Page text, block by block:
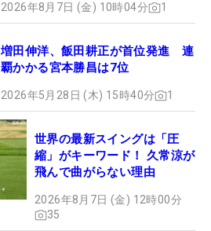
2026年8月7日 (金) 10時04分 1
増田伸洋、飯田耕正が首位発進 連
覇かかる宮本勝昌は7位
2026年5月28日 (木) 15時40分 1
世界の最新スイングは「圧
縮」がキーワード！ 久常涼が
飛んで曲がらない理由
2026年8月7日 (金) 12時00分
35